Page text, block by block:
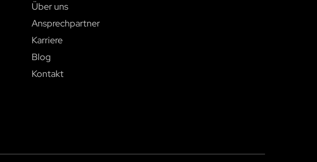
Über uns
Ansprechpartner
Karriere
Blog
Kontakt